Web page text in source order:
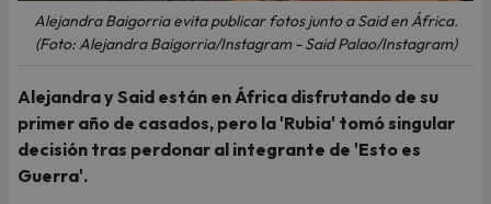
Alejandra Baigorria evita publicar fotos junto a Said en África.
(Foto: Alejandra Baigorria/Instagram - Said Palao/Instagram)
Alejandra y Said están en África disfrutando de su
primer año de casados, pero la 'Rubia' tomó singular
decisión tras perdonar al integrante de 'Esto es
Guerra'.